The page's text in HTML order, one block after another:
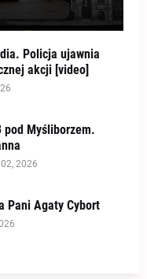
Policja ujawnia
akcji [video]
pod Myśliborzem.
2026
Pani Agaty Cybort